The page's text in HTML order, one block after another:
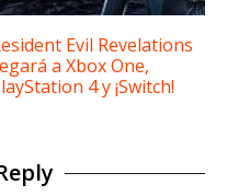
Evil Revelations
a Xbox One,
4 y ¡Switch!